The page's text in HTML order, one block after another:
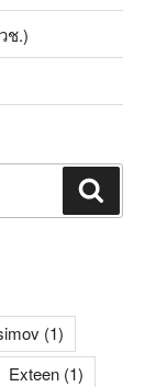
ช.)
(1)
Exteen (1)